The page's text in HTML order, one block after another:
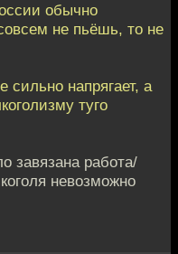
обычно
не пьёшь, то не
сильно напрягает, а
туго
завязана работа/
невозможно